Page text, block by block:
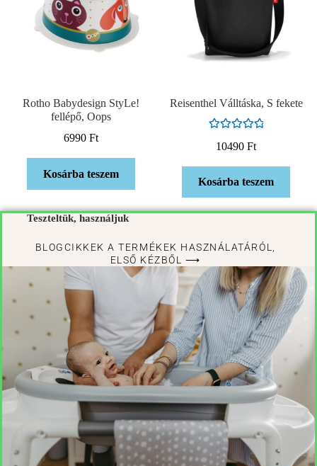
Rotho Babydesign StyLe!
fellépő, Oops
6990 Ft
Kosárba teszem
Reisenthel Válltáska, S fekete
10490 Ft
Kosárba teszem
Teszteltük, használjuk
BLOGCIKKEK A TERMÉKEK HASZNÁLATÁRÓL,
ELSŐ KÉZBŐL ⟶